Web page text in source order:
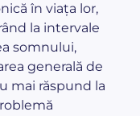
în viața lor,
la intervale
somnului,
generală de
mai răspund la